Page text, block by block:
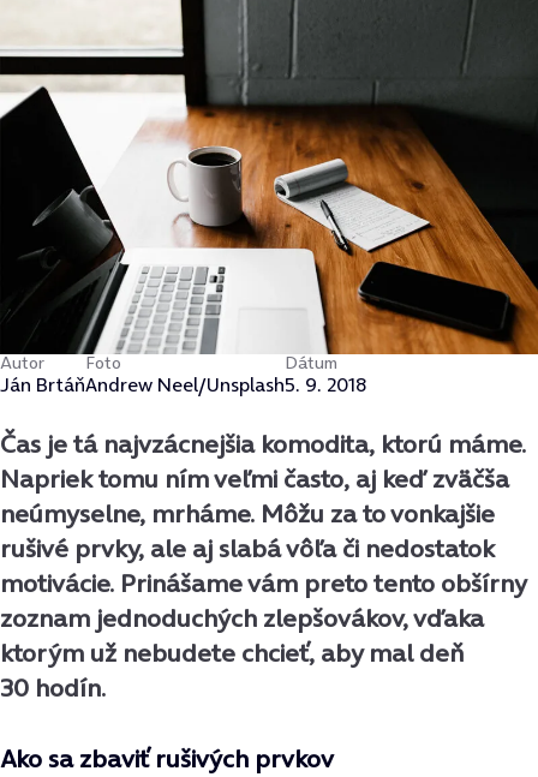
Autor
Ján Brtáň
Foto
Andrew Neel/Unsplash
Dátum
5. 9. 2018
Čas je tá najvzácnejšia komodita, ktorú máme.
Napriek tomu ním veľmi často, aj keď zväčša
neúmyselne, mrháme. Môžu za to vonkajšie
rušivé prvky, ale aj slabá vôľa či nedostatok
motivácie. Prinášame vám preto tento obšírny
zoznam jednoduchých zlepšovákov, vďaka
ktorým už nebudete chcieť, aby mal deň
30 hodín.
Ako sa zbaviť rušivých prvkov